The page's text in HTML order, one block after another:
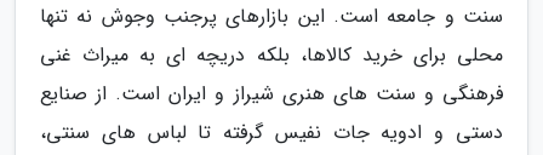
سنت و جامعه است. این بازارهای پرجنب وجوش نه تنها
محلی برای خرید کالاها، بلکه دریچه ای به میراث غنی
فرهنگی و سنت های هنری شیراز و ایران است. از صنایع
دستی و ادویه جات نفیس گرفته تا لباس های سنتی،